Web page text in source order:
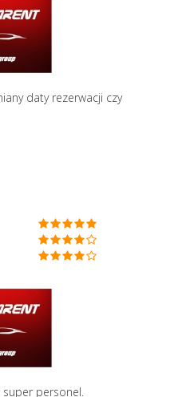
daty rezerwacji czy
super personel.